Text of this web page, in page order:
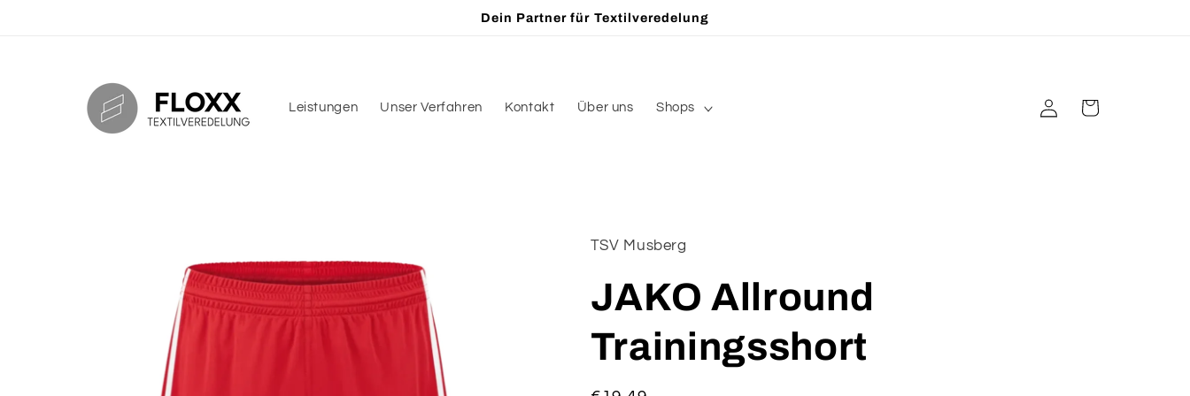
Dein Partner für Textilveredelung
Leistungen Unser Verfahren Kontakt Über uns Shops EinloggenWarenkorb
TSV Musberg
JAKO Allround
Trainingsshort